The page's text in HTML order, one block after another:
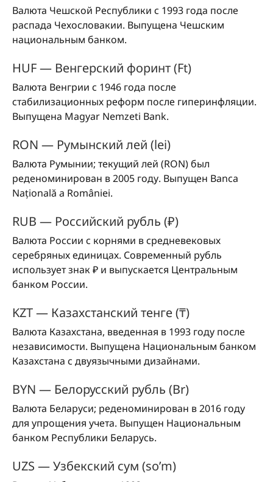
Валюта Чешской Республики с 1993 года после
распада Чехословакии. Выпущена Чешским
национальным банком.
HUF — Венгерский форинт (Ft)
Валюта Венгрии с 1946 года после
стабилизационных реформ после гиперинфляции.
Выпущена Magyar Nemzeti Bank.
RON — Румынский лей (lei)
Валюта Румынии; текущий лей (RON) был
реденоминирован в 2005 году. Выпущен Banca
Națională a României.
RUB — Российский рубль (₽)
Валюта России с корнями в средневековых
серебряных единицах. Современный рубль
использует знак ₽ и выпускается Центральным
банком России.
KZT — Казахстанский тенге (₸)
Валюта Казахстана, введенная в 1993 году после
независимости. Выпущена Национальным банком
Казахстана с двуязычными дизайнами.
BYN — Белорусский рубль (Br)
Валюта Беларуси; реденоминирован в 2016 году
для упрощения учета. Выпущен Национальным
банком Республики Беларусь.
UZS — Узбекский сум (so’m)